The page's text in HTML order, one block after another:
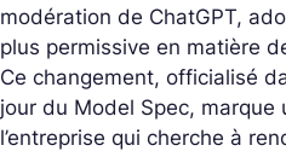
modération de ChatGPT,
plus permissive en matière
Ce changement, officialisé
jour du Model Spec, marque
l’entreprise qui cherche à